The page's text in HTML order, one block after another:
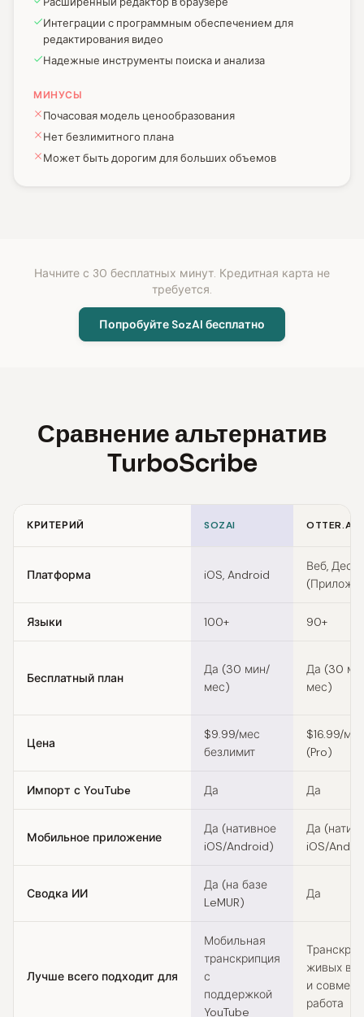
Интеграции с программным обеспечением для
редактирования видео
Надежные инструменты поиска и анализа
МИНУСЫ
Почасовая модель ценообразования
Нет безлимитного плана
Может быть дорогим для больших объемов
Начните с 30 бесплатных минут. Кредитная карта не
требуется.
Попробуйте SozAI бесплатно
Сравнение альтернатив
TurboScribe
КРИТЕРИЙ SOZAI OTTER.AI
Платформа iOS, Android
Веб,
Языки 100+ 90+
Бесплатный план
Да (30 мин/
мес)
Да (30
мес)
Цена
$9.99/мес
безлимит
$16.99/мес
(Pro)
Импорт с YouTube Да Да
Мобильное приложение
Да (нативное
iOS/Android)
Да
iOS/
Сводка ИИ
Да (на базе
LeMUR)
Да
Лучше всего подходит для
Мобильная
транскрипция
с
поддержкой
YouTube
живых
и
работа